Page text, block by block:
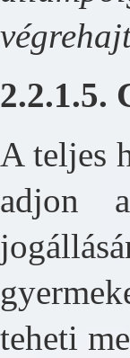
2.2.1.5.
A teljes
adjon
teheti